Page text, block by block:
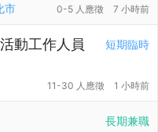
市 0-5 人應徵 7 小時前
短期臨時
動工作人員
11-30 人應徵 1 小時前
長期兼職